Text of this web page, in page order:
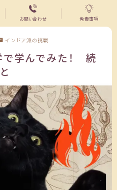
お問い合わせ 免責事項
インドア派の挑戦
学んでみた！ 続